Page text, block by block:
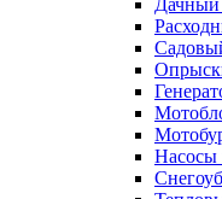
Насосы